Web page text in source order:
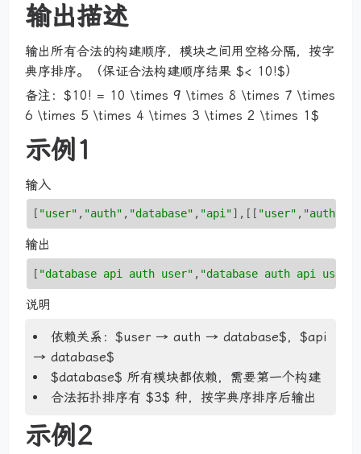
输出描述
输出所有合法的构建顺序，模块之间用空格分隔，按字
典序排序。（保证合法构建顺序结果 $< 10!$）
备注：$10! = 10 \times 9 \times 8 \times 7 \times
6 \times 5 \times 4 \times 3 \times 2 \times 1$
示例1
输入
[ "user" , "auth" , "database" , "api"] , [[ "user" , "auth"
输出
[ "database api auth user" , "database auth api user"
说明
依赖关系：$user → auth → database$，$api
→ database$
$database$ 所有模块都依赖，需要第一个构建
合法拓扑排序有 $3$ 种，按字典序排序后输出
示例2